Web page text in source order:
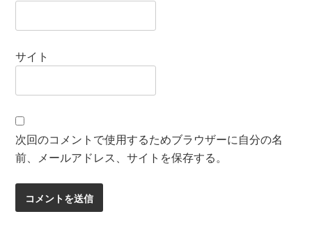
サイト
次回のコメントで使用するためブラウザーに自分の名
前、メールアドレス、サイトを保存する。